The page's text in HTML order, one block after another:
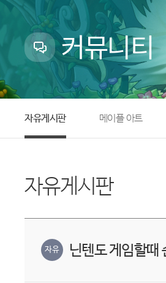
이벤트
캐시샵 공지
메이플 알림판
with maple
커뮤니티
자유게시판 메이플 아트
자유게시판
자유 닌텐도 게임할때